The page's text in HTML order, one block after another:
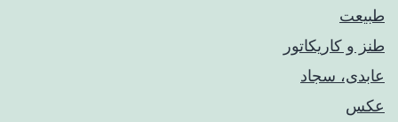
طبیعت
طنز و کاریکاتور
عابدی، سجاد
عکس